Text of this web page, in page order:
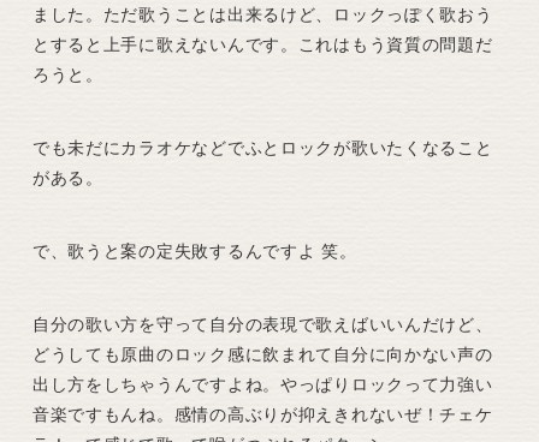
ました。ただ歌うことは出来るけど、ロックっぽく歌おう
とすると上手に歌えないんです。これはもう資質の問題だ
ろうと。
でも未だにカラオケなどでふとロックが歌いたくなること
がある。
で、歌うと案の定失敗するんですよ 笑。
自分の歌い方を守って自分の表現で歌えばいいんだけど、
どうしても原曲のロック感に飲まれて自分に向かない声の
出し方をしちゃうんですよね。やっぱりロックって力強い
音楽ですもんね。感情の高ぶりが抑えきれないぜ！チェケ